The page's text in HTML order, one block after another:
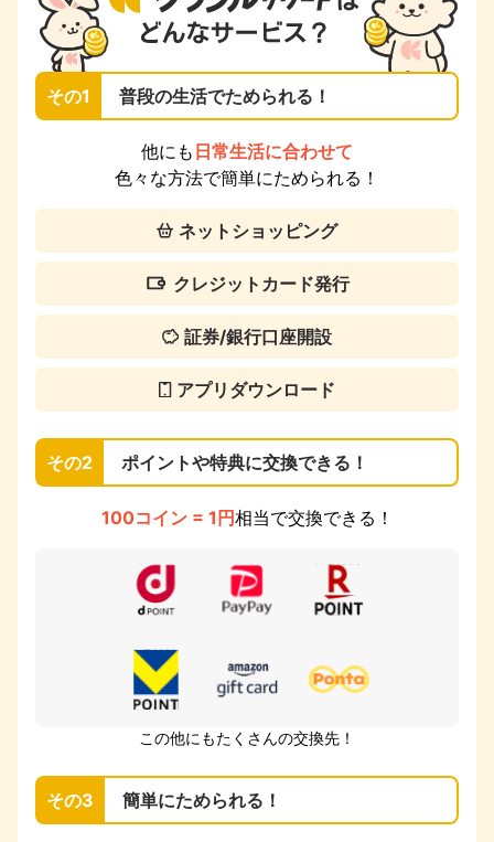
その1 普段の生活でためられる！
他にも 日常生活に合わせて
色々な方法で簡単にためられる！
ネットショッピング
クレジットカード発行
証券/銀行口座開設
アプリダウンロード
その2 ポイントや特典に交換できる！
100コイン = 1円相当で交換できる！
この他にもたくさんの交換先！
その3 簡単にためられる！